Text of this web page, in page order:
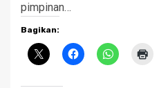
pimpinan…
Bagikan: